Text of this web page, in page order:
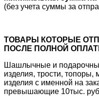
(без учета суммы за
ТОВАРЫ КОТОРЫЕ
ПОСЛЕ ПОЛНОЙ
Шашлычные и
изделия, трости,
изделия с именной на
превышающие 10тыс.